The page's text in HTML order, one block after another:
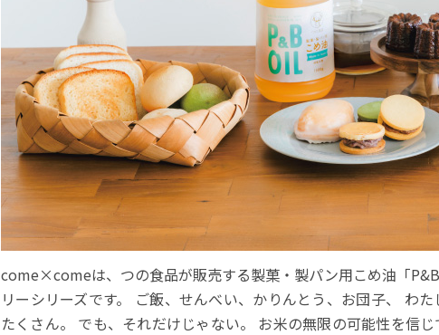
come×comeは、つの食品が販売する製菓・製パン用こめ油「
リーシリーズです。 ご飯、せんべい、かりんとう、お団子、 わ
たくさん。 でも、それだけじゃない。 お米の無限の可能性を信